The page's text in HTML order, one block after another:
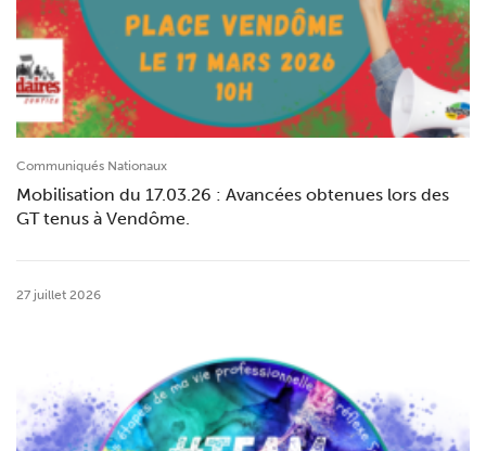
Communiqués Nationaux
Mobilisation du 17.03.26 : Avancées obtenues lors des
GT tenus à Vendôme.
27 juillet 2026